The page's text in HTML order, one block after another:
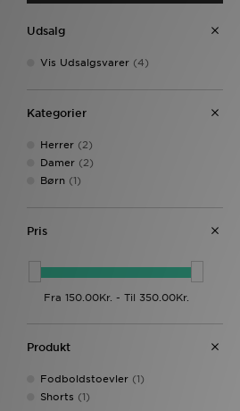
Udsalg
Vis Udsalgsvarer (4)
Kategorier
Herrer (2)
Damer (2)
Børn (1)
Pris
Produkt
Fodboldstoevler (1)
Shorts (1)